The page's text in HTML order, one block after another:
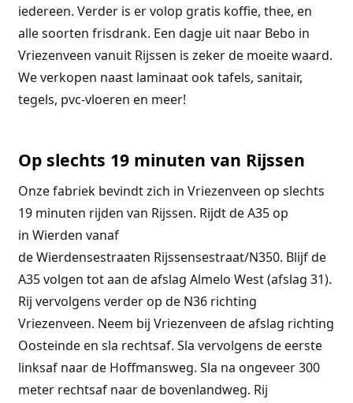
iedereen. Verder is er volop gratis koffie, thee, en
alle soorten frisdrank. Een dagje uit naar Bebo in
Vriezenveen vanuit Rijssen is zeker de moeite waard.
We verkopen naast laminaat ook tafels, sanitair,
tegels, pvc-vloeren en meer!
Op slechts 19 minuten van Rijssen
Onze fabriek bevindt zich in Vriezenveen op slechts
19 minuten rijden van Rijssen. Rijdt deA35op
in Wierden vanaf
deWierdensestraaten Rijssensestraat/N350. Blijf de
A35 volgen tot aan de afslag Almelo West (afslag 31).
Rij vervolgens verder op de N36 richting
Vriezenveen. Neem bij Vriezenveen de afslag richting
Oosteinde en sla rechtsaf. Sla vervolgens de eerste
linksaf naar de Hoffmansweg. Sla na ongeveer 300
meter rechtsaf naar de bovenlandweg. Rij